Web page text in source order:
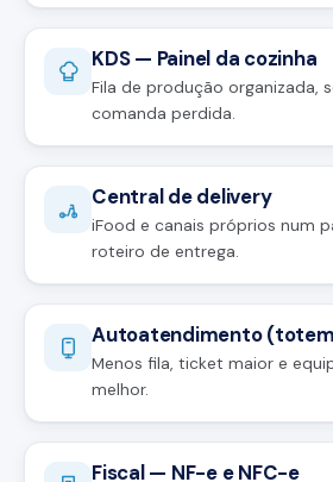
KDS — Painel da cozinha
Fila de produção organizada,
comanda perdida.
Central de delivery
iFood e canais próprios num
roteiro de entrega.
Autoatendimento
Menos fila, ticket maior e
melhor.
Fiscal — NF-e e NFC-e